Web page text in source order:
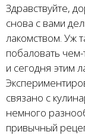
Здравствуйте,
снова с вами
лакомством. Уж
побаловать
и сегодня этим
связано с
немного
привычный